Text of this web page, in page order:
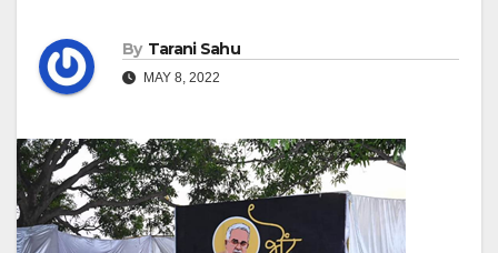
By Tarani Sahu
MAY 8, 2022